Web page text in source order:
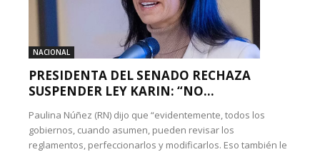
NACIONAL
PRESIDENTA DEL SENADO RECHAZA
SUSPENDER LEY KARIN: “NO...
Paulina Núñez (RN) dijo que “evidentemente, todos los
gobiernos, cuando asumen, pueden revisar los
reglamentos, perfeccionarlos y modificarlos. Eso también le